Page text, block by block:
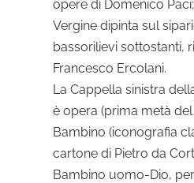
opere di Domenico
Vergine dipinta sul
bassorilievi sottostanti,
Francesco Ercolani.
La Cappella sinistra
è opera (prima metà
Bambino (iconografia
cartone di Pietro da
Bambino uomo-Dio,